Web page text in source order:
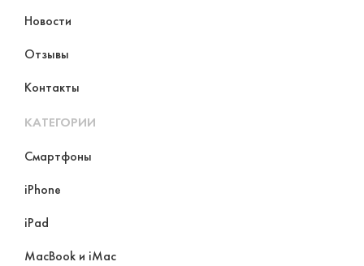
Новости
Отзывы
Контакты
КАТЕГОРИИ
Смартфоны
iPhone
iPad
MacBook и iMac